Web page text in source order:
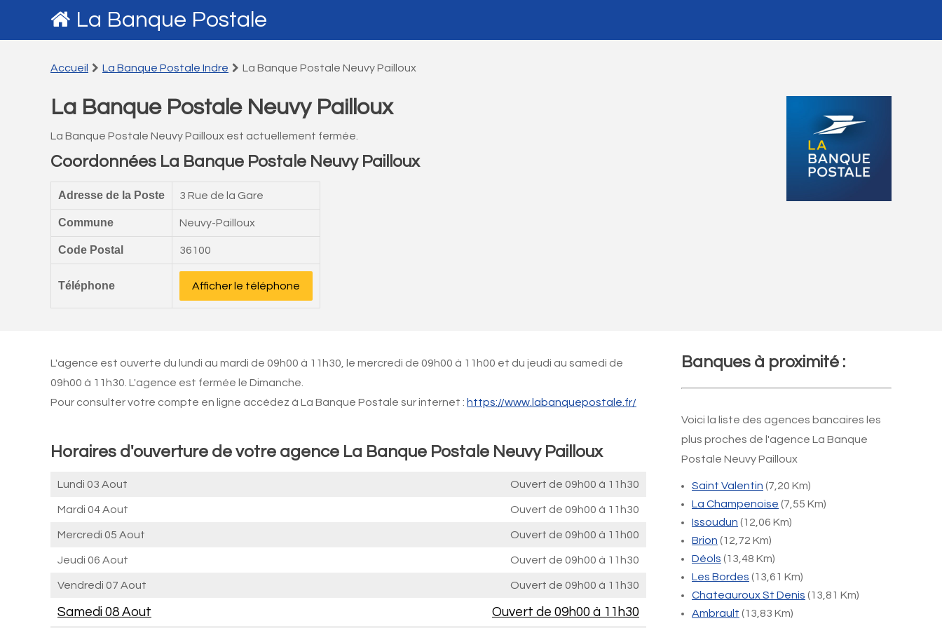
La Banque Postale
Accueil La Banque Postale Indre La Banque Postale Neuvy Pailloux
La Banque Postale Neuvy Pailloux
La Banque Postale Neuvy Pailloux est actuellement fermée.
Coordonnées La Banque Postale Neuvy Pailloux
Adresse de la Poste 3 Rue de la Gare
Commune Neuvy-Pailloux
Code Postal 36100
Téléphone Afficher le téléphone
L'agence est ouverte du lundi au mardi de 09h00 à 11h30, le mercredi de 09h00 à 11h00 et du jeudi au samedi de
09h00 à 11h30. L'agence est fermée le Dimanche.
Pour consulter votre compte en ligne accédez à La Banque Postale sur internet : https://www.labanquepostale.fr/
Horaires d'ouverture de votre agence La Banque Postale Neuvy Pailloux
Lundi 03 Aout Ouvert de 09h00 à 11h30
Mardi 04 Aout Ouvert de 09h00 à 11h30
Mercredi 05 Aout Ouvert de 09h00 à 11h00
Jeudi 06 Aout Ouvert de 09h00 à 11h30
Vendredi 07 Aout Ouvert de 09h00 à 11h30
Samedi 08 Aout Ouvert de 09h00 à 11h30
Banques à proximité :
Voici la liste des agences bancaires les
plus proches de l'agence La Banque
Postale Neuvy Pailloux
Saint Valentin (7,20 Km)
La Champenoise (7,55 Km)
Issoudun (12,06 Km)
Brion (12,72 Km)
Déols (13,48 Km)
Les Bordes (13,61 Km)
Chateauroux St Denis (13,81 Km)
Ambrault (13,83 Km)